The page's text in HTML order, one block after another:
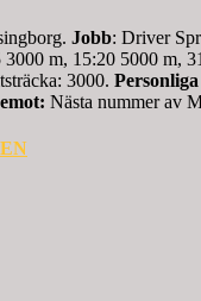
Jobb: Driver
m, 15:20 5000 m,
3000.
Nästa nummer av